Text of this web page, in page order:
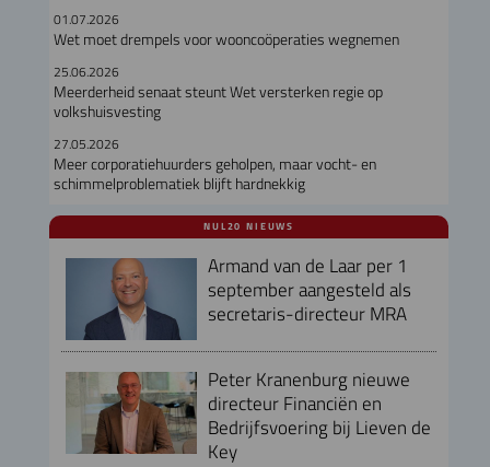
01.07.2026
Wet moet drempels voor wooncoöperaties wegnemen
25.06.2026
Meerderheid senaat steunt Wet versterken regie op
volkshuisvesting
27.05.2026
Meer corporatiehuurders geholpen, maar vocht- en
schimmelproblematiek blijft hardnekkig
NUL20 NIEUWS
Armand van de Laar per 1
september aangesteld als
secretaris-directeur MRA
Peter Kranenburg nieuwe
directeur Financiën en
Bedrijfsvoering bij Lieven de
Key